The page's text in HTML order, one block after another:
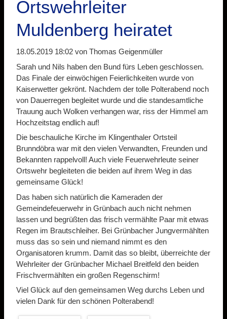
Ortswehrleiter
Muldenberg heiratet
18.05.2019 18:02 von Thomas Geigenmüller
Sarah und Nils haben den Bund fürs Leben geschlossen.
Das Finale der einwöchigen Feierlichkeiten wurde von
Kaiserwetter gekrönt. Nachdem der tolle Polterabend noch
von Dauerregen begleitet wurde und die standesamtliche
Trauung auch Wolken verhangen war, riss der Himmel am
Hochzeitstag endlich auf!
Die beschauliche Kirche im Klingenthaler Ortsteil
Brunndöbra war mit den vielen Verwandten, Freunden und
Bekannten rappelvoll! Auch viele Feuerwehrleute seiner
Ortswehr begleiteten die beiden auf ihrem Weg in das
gemeinsame Glück!
Das haben sich natürlich die Kameraden der
Gemeindefeuerwehr in Grünbach auch nicht nehmen
lassen und begrüßten das frisch vermählte Paar mit etwas
Regen im Brautschleiher. Bei Grünbacher Jungvermählten
muss das so sein und niemand nimmt es den
Organisatoren krumm. Damit das so bleibt, überreichte der
Wehrleiter der Grünbacher Michael Breitfeld den beiden
Frischvermählten ein großen Regenschirm!
Viel Glück auf den gemeinsamen Weg durchs Leben und
vielen Dank für den schönen Polterabend!